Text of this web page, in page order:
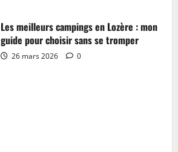
Les meilleurs campings en Lozère : mon
guide pour choisir sans se tromper
26 mars 2026 0